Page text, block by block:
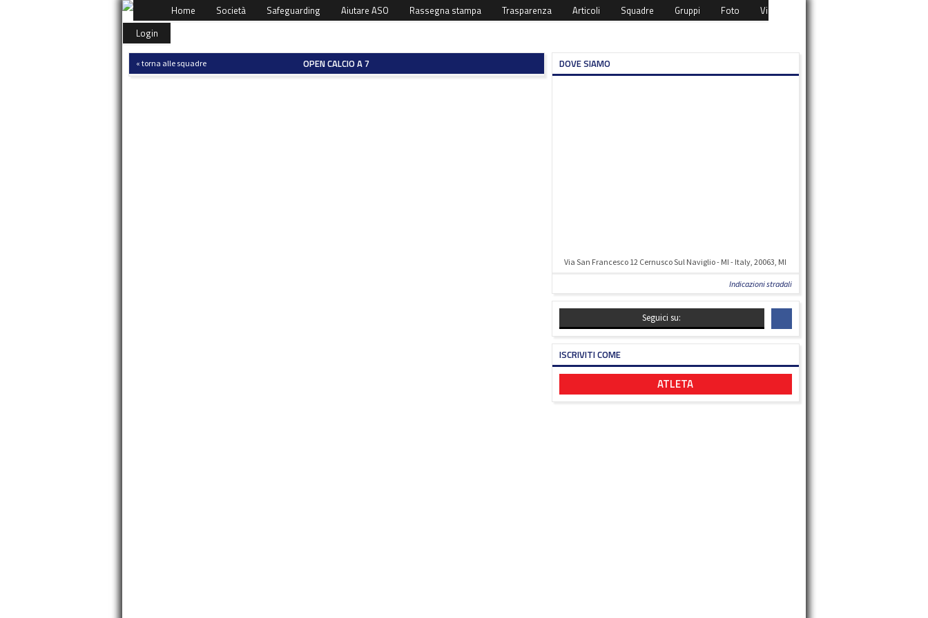
Home Società Safeguarding Aiutare ASO Rassegna stampa Trasparenza Articoli Squadre Gruppi Foto Video
Login
« torna alle squadre OPEN CALCIO A 7 DOVE SIAMO
Via San Francesco 12 Cernusco Sul Naviglio - MI - Italy, 20063, MI
Indicazioni stradali
Seguici su:
ISCRIVITI COME
ATLETA